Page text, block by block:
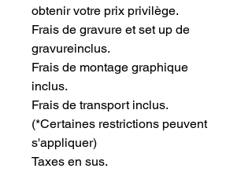
obtenir votre prix privilège.
Frais de gravure et set up de
gravureinclus.
Frais de montage graphique
inclus.
Frais de transport inclus.
(*Certaines restrictions peuvent
s'appliquer)
Taxes en sus.